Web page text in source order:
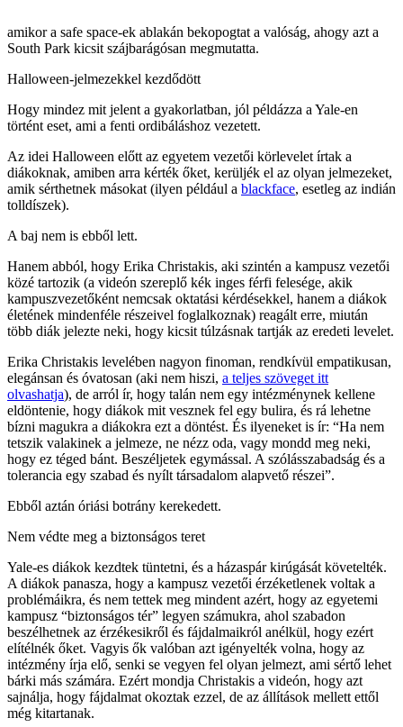
amikor a safe space-ek ablakán bekopogtat a valóság, ahogy azt a
South Park kicsit szájbarágósan megmutatta.
Halloween-jelmezekkel kezdődött
Hogy mindez mit jelent a gyakorlatban, jól példázza a Yale-en
történt eset, ami a fenti ordibáláshoz vezetett.
Az idei Halloween előtt az egyetem vezetői körlevelet írtak a
diákoknak, amiben arra kérték őket, kerüljék el az olyan jelmezeket,
amik sérthetnek másokat (ilyen például a blackface, esetleg az indián
tolldíszek).
A baj nem is ebből lett.
Hanem abból, hogy Erika Christakis, aki szintén a kampusz vezetői
közé tartozik (a videón szereplő kék inges férfi felesége, akik
kampuszvezetőként nemcsak oktatási kérdésekkel, hanem a diákok
életének mindenféle részeivel foglalkoznak) reagált erre, miután
több diák jelezte neki, hogy kicsit túlzásnak tartják az eredeti levelet.
Erika Christakis levelében nagyon finoman, rendkívül empatikusan,
elegánsan és óvatosan (aki nem hiszi, a teljes szöveget itt
olvashatja), de arról ír, hogy talán nem egy intézménynek kellene
eldöntenie, hogy diákok mit vesznek fel egy bulira, és rá lehetne
bízni magukra a diákokra ezt a döntést. És ilyeneket is ír: “Ha nem
tetszik valakinek a jelmeze, ne nézz oda, vagy mondd meg neki,
hogy ez téged bánt. Beszéljetek egymással. A szólásszabadság és a
tolerancia egy szabad és nyílt társadalom alapvető részei”.
Ebből aztán óriási botrány kerekedett.
Nem védte meg a biztonságos teret
Yale-es diákok kezdtek tüntetni, és a házaspár kirúgását követelték.
A diákok panasza, hogy a kampusz vezetői érzéketlenek voltak a
problémáikra, és nem tettek meg mindent azért, hogy az egyetemi
kampusz “biztonságos tér” legyen számukra, ahol szabadon
beszélhetnek az érzékesikről és fájdalmaikról anélkül, hogy ezért
elítélnék őket. Vagyis ők valóban azt igényelték volna, hogy az
intézmény írja elő, senki se vegyen fel olyan jelmezt, ami sértő lehet
bárki más számára. Ezért mondja Christakis a videón, hogy azt
sajnálja, hogy fájdalmat okoztak ezzel, de az állítások mellett ettől
még kitartanak.